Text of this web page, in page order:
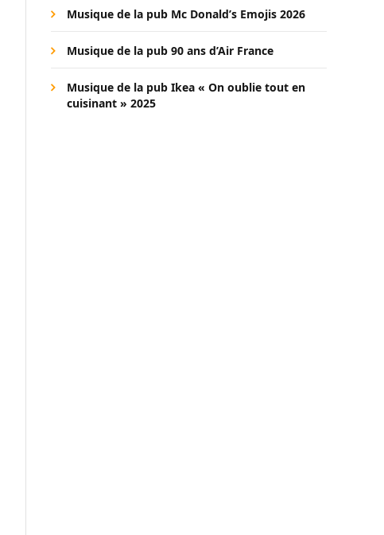
Musique de la pub Mc Donald’s Emojis 2026
Musique de la pub 90 ans d’Air France
Musique de la pub Ikea « On oublie tout en
cuisinant » 2025